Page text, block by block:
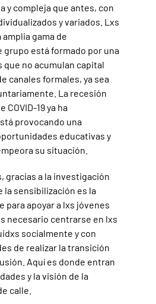
y compleja que antes, con
y variados. Lxs
gama de
grupo está formado por una
que no acumulan capital
canales formales, ya sea
La recesión
COVID-19 ya ha
provocando una
educativas y
su situación.
gracias a la investigación
la sensibilización es la
para apoyar a lxs jóvenes
necesario centrarse en lxs
socialmente y con
de realizar la transición
Aquí es donde entran
y la visión de la
calle.